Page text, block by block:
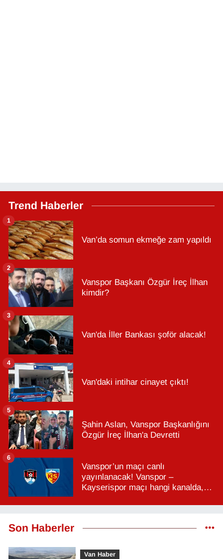
Trend Haberler
Van’da somun ekmeğe zam yapıldı
1
Vanspor Başkanı Özgür İreç İlhan
kimdir?
2
Van'da İller Bankası şoför alacak!
3
Van'daki intihar cinayet çıktı!
4
Şahin Aslan, Vanspor Başkanlığını
Özgür İreç İlhan'a Devretti
5
Vanspor’un maçı canlı
yayınlanacak! Vanspor –
Kayserispor maçı hangi kanalda,
6
Son Haberler
Van Haber